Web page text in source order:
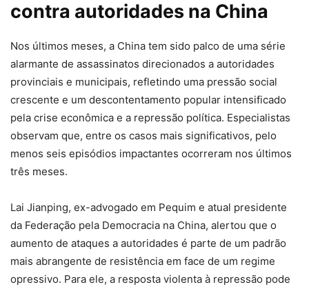
contra autoridades na China
Nos últimos meses, a China tem sido palco de uma série
alarmante de assassinatos direcionados a autoridades
provinciais e municipais, refletindo uma pressão social
crescente e um descontentamento popular intensificado
pela crise econômica e a repressão política. Especialistas
observam que, entre os casos mais significativos, pelo
menos seis episódios impactantes ocorreram nos últimos
três meses.
Lai Jianping, ex-advogado em Pequim e atual presidente
da Federação pela Democracia na China, alertou que o
aumento de ataques a autoridades é parte de um padrão
mais abrangente de resistência em face de um regime
opressivo. Para ele, a resposta violenta à repressão pode